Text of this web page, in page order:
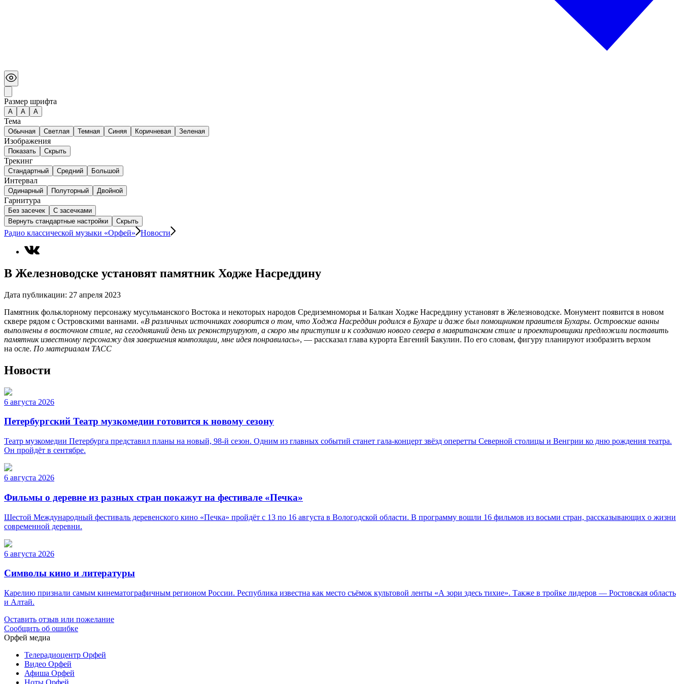
Размер шрифта
А A A
Тема
Обычная Светлая Темная Синяя Коричневая Зеленая
Изображения
Показать Скрыть
Трекинг
Стандартный Средний Большой
Интервал
Одинарный Полуторный Двойной
Гарнитура
Без засечек
С засечками
Вернуть стандартные настройки
Скрыть
Радио классической музыки «Орфей» Новости
В Железноводске установят памятник Ходже Насреддину
Дата публикации: 27 апреля 2023
Памятник фольклорному персонажу мусульманского Востока и некоторых народов Средиземноморья и Балкан Ходже Насреддину установят в Железноводске. Монумент появится в новом
сквере рядом с Островскими ваннами. «В различных источниках говорится о том, что Ходжа Насреддин родился в Бухаре и даже был помощником правителя Бухары. Островские ванны
выполнены в восточном стиле, на сегодняшний день их реконструируют, а скоро мы приступим и к созданию нового севера в мавританском стиле и проектировщики предложили поставить
памятник известному персонажу для завершения композиции, мне идея понравилась», — рассказал глава курорта Евгений Бакулин. По его словам, фигуру планируют изобразить верхом
на осле. По материалам ТАСС
Новости
6 августа 2026
Петербургский Театр музкомедии готовится к новому сезону
Театр музкомедии Петербурга представил планы на новый, 98-й сезон. Одним из главных событий станет гала-концерт звёзд оперетты Северной столицы и Венгрии ко дню рождения театра.
Он пройдёт в сентябре.
6 августа 2026
Фильмы о деревне из разных стран покажут на фестивале «Печка»
Шестой Международный фестиваль деревенского кино «Печка» пройдёт с 13 по 16 августа в Вологодской области. В программу вошли 16 фильмов из восьми стран, рассказывающих о жизни
современной деревни.
6 августа 2026
Символы кино и литературы
Карелию признали самым кинематографичным регионом России. Республика известна как место съёмок культовой ленты «А зори здесь тихие». Также в тройке лидеров — Ростовская область
и Алтай.
Оставить отзыв или пожелание
Сообщить об ошибке
Орфей медиа
Телерадиоцентр Орфей
Видео Орфей
Афиша Орфей
Ноты Орфей